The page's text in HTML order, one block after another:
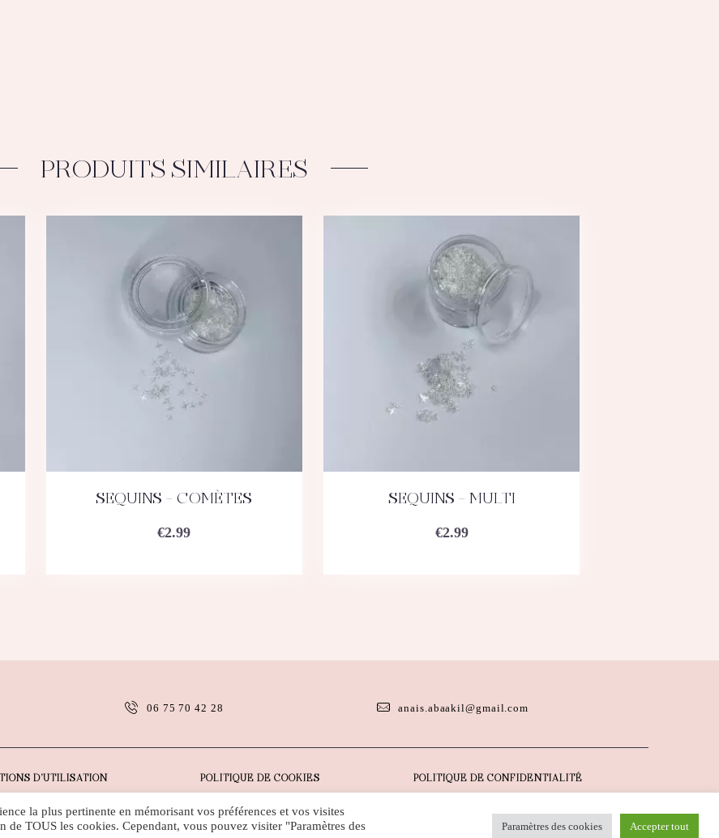
PRODUITS SIMILAIRES
ACHETEZ DÉTAILS
SEQUINS – COMÈTES
€2.99
ACHETEZ DÉTAILS
SEQUINS – MULTI
€2.99
06 75 70 42 28 anais.abaakil@gmail.com
D’UTILISATION POLITIQUE DE COOKIES POLITIQUE DE CONFIDENTIALITÉ
Droits d'auteur ©Web Artem France Tous droits réservés.
la plus pertinente en mémorisant vos préférences et vos visites
TOUS les cookies. Cependant, vous pouvez visiter "Paramètres des
Paramètres des cookies
Accepter tout